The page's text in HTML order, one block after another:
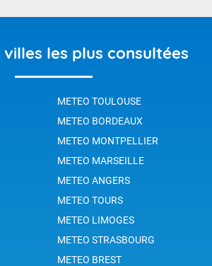
villes les plus consultées
METEO TOULOUSE
METEO BORDEAUX
METEO MONTPELLIER
METEO MARSEILLE
METEO ANGERS
METEO TOURS
METEO LIMOGES
METEO STRASBOURG
METEO BREST